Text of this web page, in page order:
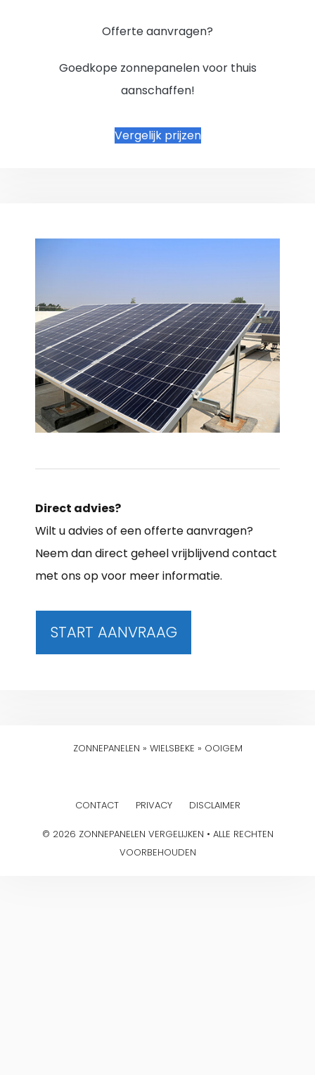
Offerte aanvragen?
Goedkope zonnepanelen voor thuis
aanschaffen!
Vergelijk prijzen
Direct advies?
Wilt u advies of een offerte aanvragen?
Neem dan direct geheel vrijblijvend contact
met ons op voor meer informatie.
START AANVRAAG
ZONNEPANELEN » WIELSBEKE » OOIGEM
CONTACT PRIVACY DISCLAIMER
© 2026 ZONNEPANELEN VERGELIJKEN • ALLE RECHTEN
VOORBEHOUDEN